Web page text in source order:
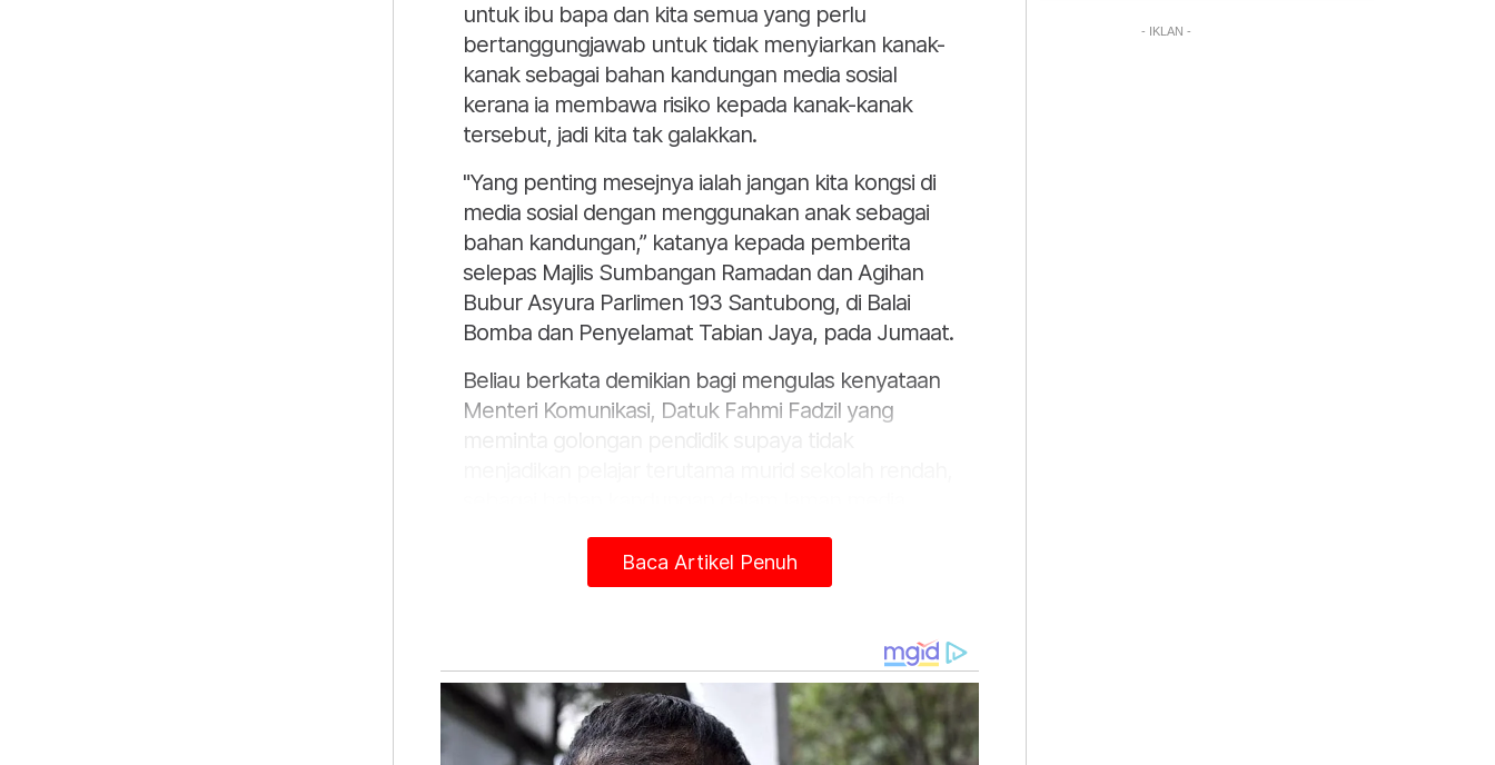
untuk ibu bapa dan kita semua yang perlu
bertanggungjawab untuk tidak menyiarkan kanak-
kanak sebagai bahan kandungan media sosial
kerana ia membawa risiko kepada kanak-kanak
tersebut, jadi kita tak galakkan.
"Yang penting mesejnya ialah jangan kita kongsi di
media sosial dengan menggunakan anak sebagai
bahan kandungan,” katanya kepada pemberita
selepas Majlis Sumbangan Ramadan dan Agihan
Bubur Asyura Parlimen 193 Santubong, di Balai
Bomba dan Penyelamat Tabian Jaya, pada Jumaat.
Beliau berkata demikian bagi mengulas kenyataan
Menteri Komunikasi, Datuk Fahmi Fadzil yang
meminta golongan pendidik supaya tidak
sosial bagi mengelakkan penyalahgunaan oleh
individu tidak bertanggungjawab.
dalam mewujudkan undang-undang yang melarang
kanak-kanak dan remaja daripada menggunakan
media sosial, seterusnya membendung
penyalahgunaan bahan kandungan di media sosial
Baca Artikel Penuh
- IKLAN -